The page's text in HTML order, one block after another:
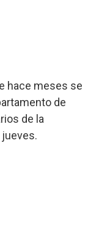
hace meses se
de
de la